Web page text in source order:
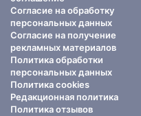
Согласие на обработку
персональных данных
Согласие на получение
рекламных материалов
Политика обработки
персональных данных
Политика cookies
Редакционная политика
Политика отзывов